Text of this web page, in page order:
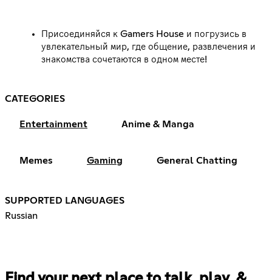
Присоединяйся к Gamers House и погрузись в
увлекательный мир, где общение, развлечения и
знакомства сочетаются в одном месте!
CATEGORIES
Entertainment Anime & Manga
Memes Gaming General Chatting
SUPPORTED LANGUAGES
Russian